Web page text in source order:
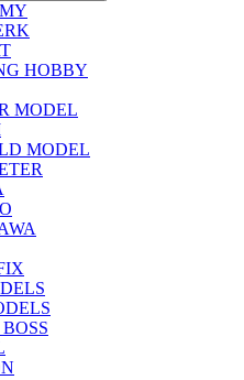
HOBBY
MODEL
MODEL